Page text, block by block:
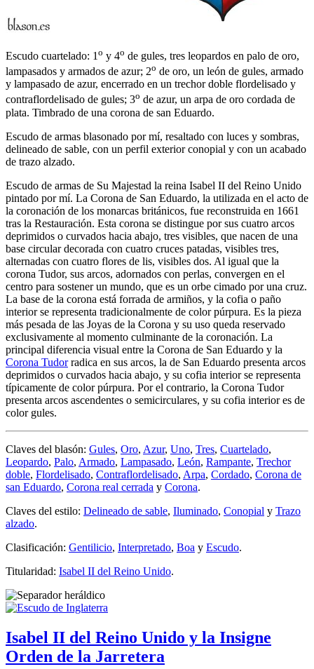
Escudo cuartelado: 1 o y 4o de gules, tres leopardos en palo de oro,
lampasados y armados de azur; 2o de oro, un león de gules, armado
y lampasado de azur, encerrado en un trechor doble flordelisado y
contraflordelisado de gules; 3o de azur, un arpa de oro cordada de
plata. Timbrado de una corona de san Eduardo.
Escudo de armas blasonado por mí, resaltado con luces y sombras,
delineado de sable, con un perfil exterior conopial y con un acabado
de trazo alzado.
Escudo de armas de Su Majestad la reina Isabel II del Reino Unido
pintado por mí. La Corona de San Eduardo, la utilizada en el acto de
la coronación de los monarcas británicos, fue reconstruida en 1661
tras la Restauración. Esta corona se distingue por sus cuatro arcos
deprimidos o curvados hacia abajo, tres visibles, que nacen de una
base circular decorada con cuatro cruces patadas, visibles tres,
alternadas con cuatro flores de lis, visibles dos. Al igual que la
corona Tudor, sus arcos, adornados con perlas, convergen en el
centro para sostener un mundo, que es un orbe cimado por una cruz.
La base de la corona está forrada de armiños, y la cofia o paño
interior se representa tradicionalmente de color púrpura. Es la pieza
más pesada de las Joyas de la Corona y su uso queda reservado
exclusivamente al momento culminante de la coronación. La
principal diferencia visual entre la Corona de San Eduardo y la
Corona Tudorradica en sus arcos, la de San Eduardo presenta arcos
deprimidos o curvados hacia abajo, y su cofia interior se representa
típicamente de color púrpura. Por el contrario, la Corona Tudor
presenta arcos ascendentes o semicirculares, y su cofia interior es de
color gules.
Claves del blasón: Gules, Oro, Azur, Uno, Tres, Cuartelado,
Leopardo, Palo, Armado, Lampasado, León, Rampante, Trechor
doble, Flordelisado, Contraflordelisado, Arpa, Cordado, Corona de
san Eduardo, Corona real cerrada y Corona.
Claves del estilo: Delineado de sable, Iluminado, Conopial y Trazo
alzado.
Clasificación: Gentilicio, Interpretado, Boa y Escudo.
Titularidad: Isabel II del Reino Unido.
Isabel II del Reino Unido y la Insigne
Orden de la Jarretera